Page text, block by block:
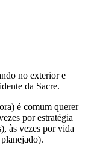
no exterior e
da Sacre.
é comum querer
por estratégia
às vezes por vida